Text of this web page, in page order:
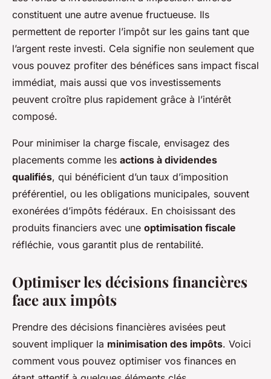
constituent une autre avenue fructueuse. Ils
permettent de reporter l’impôt sur les gains tant que
l’argent reste investi. Cela signifie non seulement que
vous pouvez profiter des bénéfices sans impact fiscal
immédiat, mais aussi que vos investissements
peuvent croître plus rapidement grâce à l’intérêt
composé.
Pour minimiser la charge fiscale, envisagez des
placements comme les actions à dividendes
qualifiés, qui bénéficient d’un taux d’imposition
préférentiel, ou les obligations municipales, souvent
exonérées d’impôts fédéraux. En choisissant des
produits financiers avec une optimisation fiscale
réfléchie, vous garantit plus de rentabilité.
Optimiser les décisions financières
face aux impôts
Prendre des décisions financières avisées peut
souvent impliquer la minimisation des impôts. Voici
comment vous pouvez optimiser vos finances en